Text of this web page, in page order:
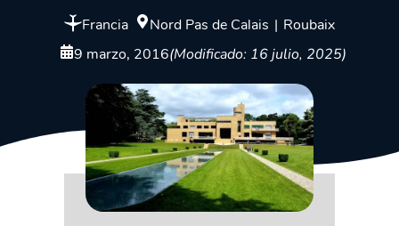
Francia Nord Pas de Calais | Roubaix
9 marzo, 2016(Modificado: 16 julio, 2025)